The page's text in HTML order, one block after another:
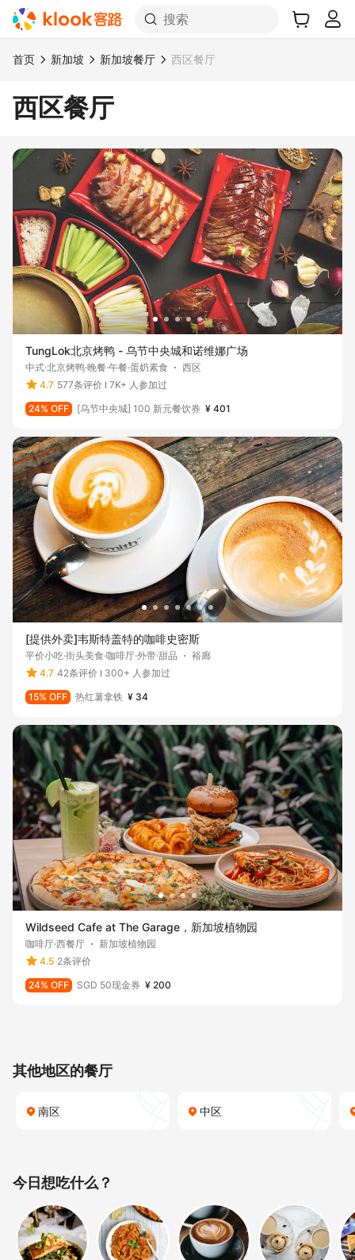
搜索
首页 新加坡 新加坡餐厅 西区餐厅
西区餐厅
TungLok北京烤鸭 - 乌节中央城和诺维娜广场
中式·北京烤鸭·晚餐·午餐·蛋奶素食
西区
4.7 577条评价
7K+ 人参加过
24% OFF
[乌节中央城] 100 新元餐饮券 ¥ 401
[提供外卖]韦斯特盖特的咖啡史密斯
平价小吃·街头美食·咖啡厅·外带·甜品
裕廊
4.7 42条评价
300+ 人参加过
15% OFF
热红薯拿铁 ¥ 34
Wildseed Cafe at The Garage，新加坡植物园
咖啡厅·西餐厅
新加坡植物园
4.5 2条评价
24% OFF
SGD 50现金券 ¥ 200
其他地区的餐厅
南区 中区
今日想吃什么？